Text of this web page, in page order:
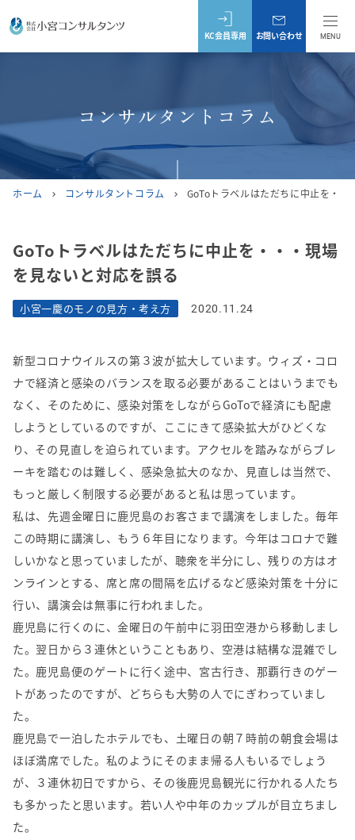
MENU
KC会員専用 お問い合わせ
コンサルタントコラム
ホーム chevron_right コンサルタントコラム chevron_right GoToトラベルはただちに中止を・
GoToトラベルはただちに中止を・・・現場
を見ないと対応を誤る
小宮一慶のモノの見方・考え方 2020.11.24
新型コロナウイルスの第３波が拡大しています。ウィズ・コロ
ナで経済と感染のバランスを取る必要があることはいうまでも
なく、そのために、感染対策をしながらGoToで経済にも配慮
しようとしているのですが、ここにきて感染拡大がひどくな
り、その見直しを迫られています。アクセルを踏みながらブレ
ーキを踏むのは難しく、感染急拡大のなか、見直しは当然で、
もっと厳しく制限する必要があると私は思っています。
私は、先週金曜日に鹿児島のお客さまで講演をしました。毎年
この時期に講演し、もう６年目になります。今年はコロナで難
しいかなと思っていましたが、聴衆を半分にし、残りの方はオ
ンラインとする、席と席の間隔を広げるなど感染対策を十分に
行い、講演会は無事に行われました。
鹿児島に行くのに、金曜日の午前中に羽田空港から移動しまし
た。翌日から３連休ということもあり、空港は結構な混雑でし
た。鹿児島便のゲートに行く途中、宮古行き、那覇行きのゲー
トがあったのですが、どちらも大勢の人でにぎわっていまし
た。
鹿児島で一泊したホテルでも、土曜日の朝７時前の朝食会場は
ほぼ満席でした。私のようにそのまま帰る人もいるでしょう
が、３連休初日ですから、その後鹿児島観光に行かれる人たち
も多かったと思います。若い人や中年のカップルが目立ちまし
た。